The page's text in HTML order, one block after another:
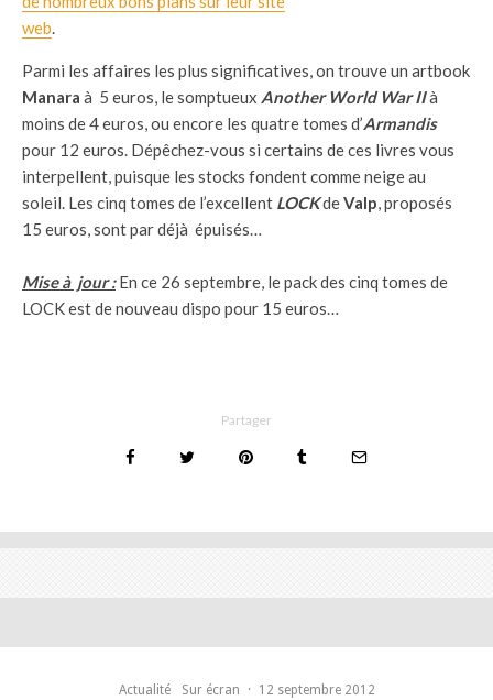
web.
Parmi les affaires les plus significatives, on trouve un artbook
Manara à 5 euros, le somptueux Another World War IIà
moins de 4 euros, ou encore les quatre tomes d’Armandis
pour 12 euros. Dépêchez-vous si certains de ces livres vous
interpellent, puisque les stocks fondent comme neige au
soleil. Les cinq tomes de l’excellent LOCKdeValp, proposés
15 euros, sont par déjà épuisés…
Mise à jour :En ce 26 septembre, le pack des cinq tomes de
LOCK est de nouveau dispo pour 15 euros…
Partager
Actualité Sur écran · 12 septembre 2012